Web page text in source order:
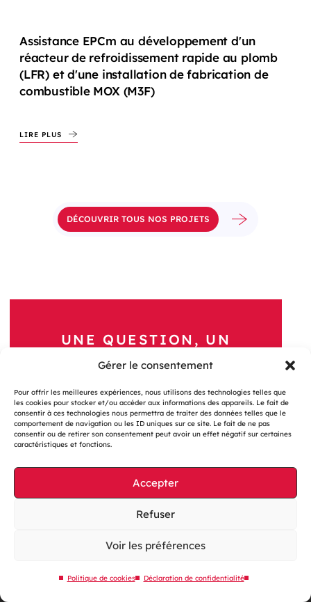
Gérer le consentement
Pour offrir les meilleures expériences, nous utilisons des technologies telles que
les cookies pour stocker et/ou accéder aux informations des appareils. Le fait de
consentir à ces technologies nous permettra de traiter des données telles que le
comportement de navigation ou les ID uniques sur ce site. Le fait de ne pas
consentir ou de retirer son consentement peut avoir un effet négatif sur certaines
caractéristiques et fonctions.
Accepter
Refuser
Voir les préférences
Politique de cookies Déclaration de confidentialité
Assistance EPCm au développement d'un
réacteur de refroidissement rapide au plomb
(LFR) et d'une installation de fabrication de
combustible MOX (M3F)
LIRE PLUS
DÉCOUVRIR TOUS NOS PROJETS
UNE QUESTION, UN
PROJET ?
Contactez-nous
Gestion des cookies
Mentions légales
Site web éco-conçu
Plan du site